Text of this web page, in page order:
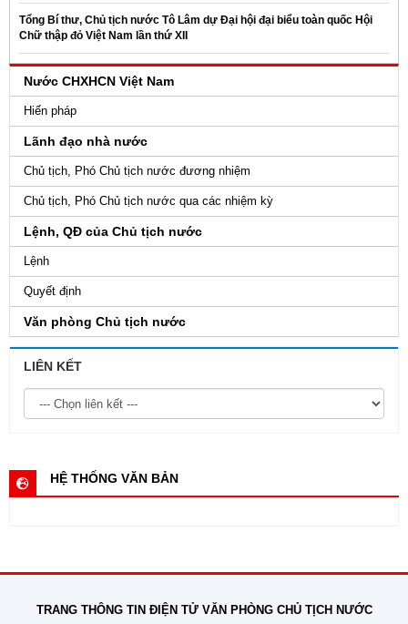
Tổng Bí thư, Chủ tịch nước Tô Lâm dự Đại hội đại biểu toàn quốc Hội
Chữ thập đỏ Việt Nam lần thứ XII
Nước CHXHCN Việt Nam
Hiến pháp
Lãnh đạo nhà nước
Chủ tịch, Phó Chủ tịch nước đương nhiệm
Chủ tịch, Phó Chủ tịch nước qua các nhiệm kỳ
Lệnh, QĐ của Chủ tịch nước
Lệnh
Quyết định
Văn phòng Chủ tịch nước
LIÊN KẾT
HỆ THỐNG VĂN BẢN
TRANG THÔNG TIN ĐIỆN TỬ VĂN PHÒNG CHỦ TỊCH NƯỚC